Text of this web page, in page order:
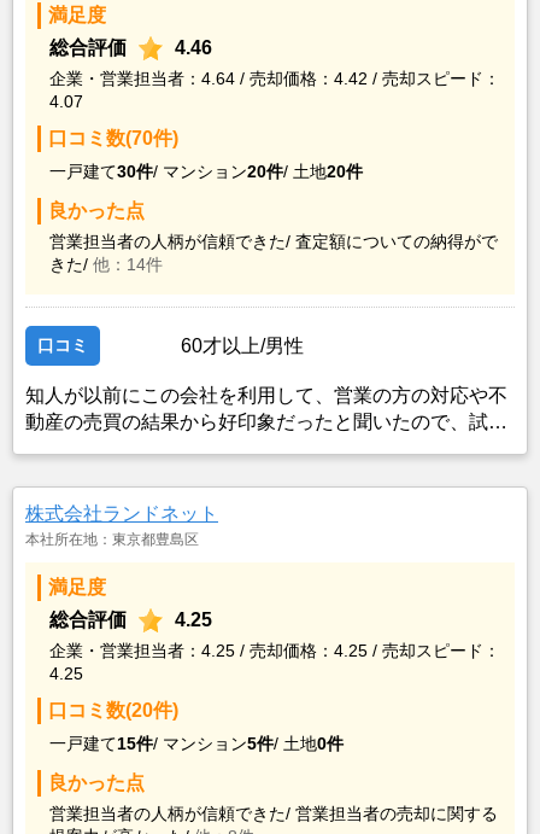
満足度
総合評価
4.46
企業・営業担当者：4.64 / 売却価格：4.42 / 売却スピード：
4.07
口コミ数(70件)
一戸建て30件/ マンション20件/ 土地20件
良かった点
営業担当者の人柄が信頼できた/ 査定額についての納得がで
きた/ 他：14件
口コミ 60才以上/男性
知人が以前にこの会社を利用して、営業の方の対応や不
動産の売買の結果から好印象だったと聞いたので、試し
ったので、利用した。
株式会社ランドネット
本社所在地：東京都豊島区
満足度
総合評価
4.25
企業・営業担当者：4.25 / 売却価格：4.25 / 売却スピード：
4.25
口コミ数(20件)
一戸建て15件/ マンション5件/ 土地0件
良かった点
営業担当者の人柄が信頼できた/ 営業担当者の売却に関する